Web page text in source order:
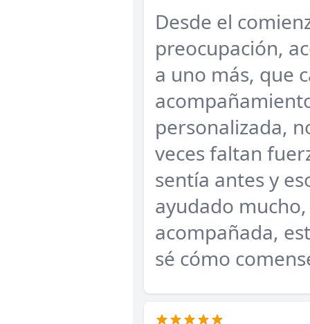
Desde el
preocupación,
a uno más, que
personalizada,
veces faltan
sentía antes y
ayudado
acompañada,
sé cómo